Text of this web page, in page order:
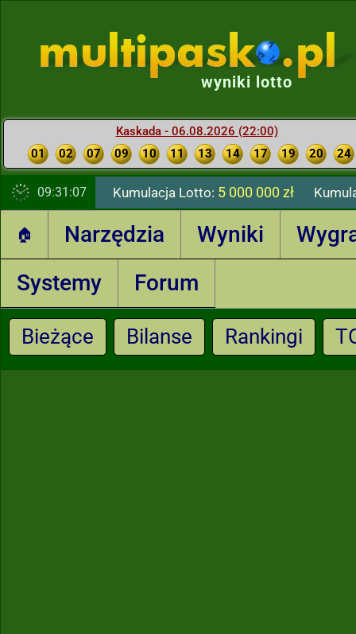
wyniki lotto
Kaskada - 06.08.2026 (22:00)
01
02 07 09 10 11 13 14 17 19 20 24
09:31:08 Kumulacja Lotto: 5 000 000 zł
🏠 Narzędzia Wyniki
Systemy
Forum
Bieżące Bilanse Rankingi